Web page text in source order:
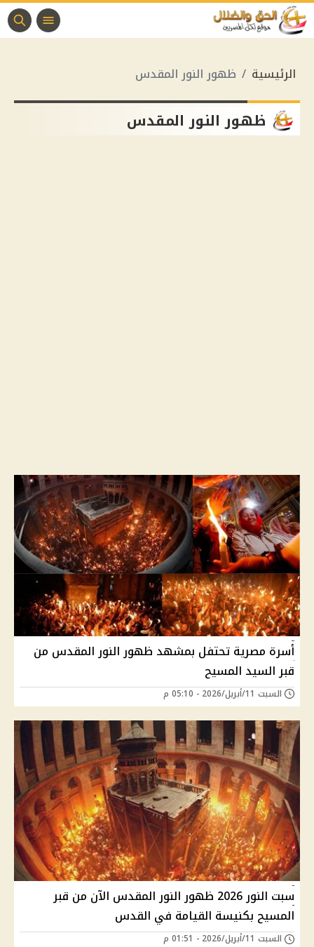
الرئيسية ظهور النور المقدس
ظهور النور المقدس
أسرة مصرية تحتفل بمشهد ظهور النور المقدس من
قبر السيد المسيح
السبت 11/أبريل/2026 - 05:10 م
سبت النور 2026 ظهور النور المقدس الآن من قبر
المسيح بكنيسة القيامة في القدس
السبت 11/أبريل/2026 - 01:51 م